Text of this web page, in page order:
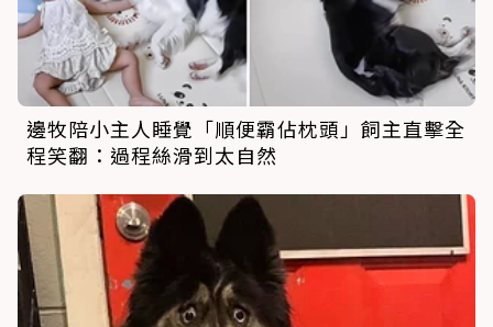
邊牧陪小主人睡覺「順便霸佔枕頭」飼主直擊全
程笑翻：過程絲滑到太自然